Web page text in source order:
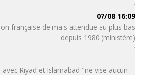
07/08 16:09
française de maïs attendue au plus bas
depuis 1980 (ministère)
avec Riyad et Islamabad "ne vise aucun